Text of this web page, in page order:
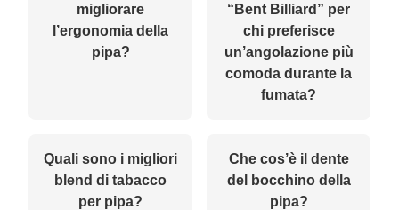
migliorare
l’ergonomia della
pipa?
“Bent Billiard” per
chi preferisce
un’angolazione più
comoda durante la
fumata?
Quali sono i migliori
blend di tabacco
per pipa?
Che cos’è il dente
del bocchino della
pipa?